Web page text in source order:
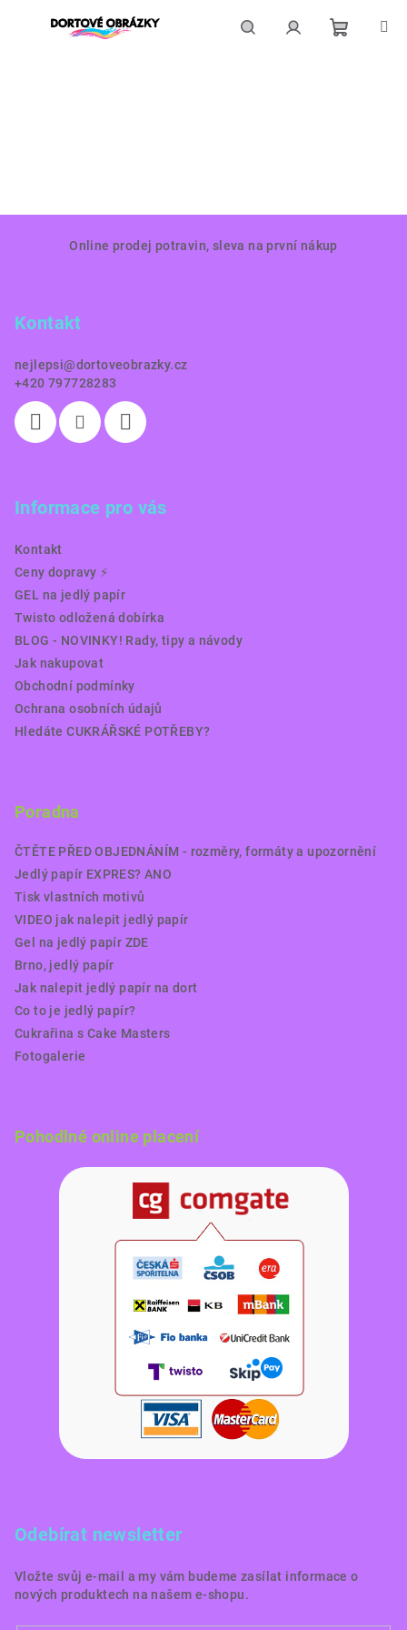
Online prodej potravin, sleva na první nákup
Kontakt
nejlepsi@dortoveobrazky.cz
+420 797728283
Informace pro vás
Kontakt
Ceny dopravy ⚡️
GEL na jedlý papír
Twisto odložená dobírka
BLOG - NOVINKY! Rady, tipy a návody
Jak nakupovat
Obchodní podmínky
Ochrana osobních údajů
Hledáte CUKRÁŘSKÉ POTŘEBY?
Poradna
ČTĚTE PŘED OBJEDNÁNÍM - rozměry, formáty a upozornění
Jedlý papír EXPRES? ANO
Tisk vlastních motivů
VIDEO jak nalepit jedlý papír
Gel na jedlý papír ZDE
Brno, jedlý papír
Jak nalepit jedlý papír na dort
Co to je jedlý papír?
Cukrařina s Cake Masters
Fotogalerie
Pohodlné online placení
Odebírat newsletter
Vložte svůj e-mail a my vám budeme zasílat informace o
nových produktech na našem e-shopu.